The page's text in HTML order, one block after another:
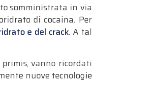
somministrata in via
di cocaina. Per
e del crack. A tal
vanno ricordati
nuove tecnologie